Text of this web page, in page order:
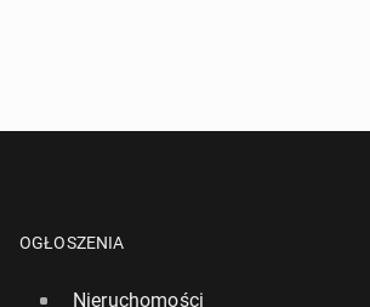
OGŁOSZENIA
Nieruchomości